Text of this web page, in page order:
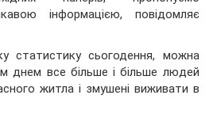
інформацією, повідомляє
статистику сьогодення, можна
днем все більше і більше людей
житла і змушені виживати в